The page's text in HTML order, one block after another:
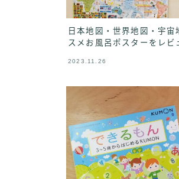
日本地図・世界地図・宇
スメお風呂ポスターをレビ
2023.11.26